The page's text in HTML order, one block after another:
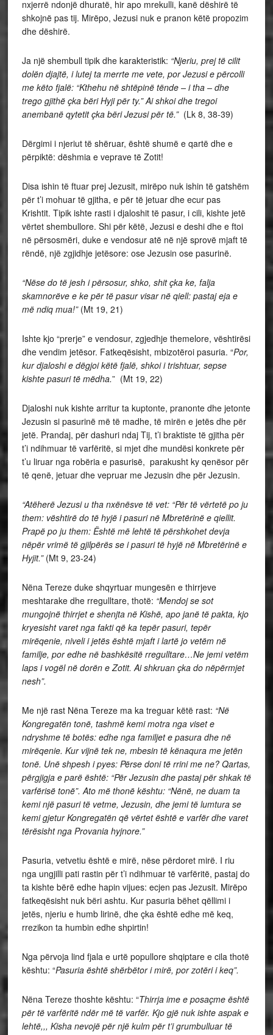
nxjerrë ndonjë dhuratë, hir apo mrekulli, kanë dëshirë të
shkojnë pas tij. Mirëpo, Jezusi nuk e pranon këtë propozim
dhe dëshirë.
Ja një shembull tipik dhe karakteristik: “Njeriu, prej të cilit
dolën djajtë, i lutej ta merrte me vete, por Jezusi e përcolli
me këto fjalë: “Kthehu në shtëpinë tënde – i tha – dhe
trego gjithë çka bëri Hyji për ty.” Ai shkoi dhe tregoi
anembanë qytetit çka bëri Jezusi për të.” (Lk 8, 38-39)
Dërgimi i njeriut të shëruar, është shumë e qartë dhe e
përpiktë: dëshmia e veprave të Zotit!
Disa ishin të ftuar prej Jezusit, mirëpo nuk ishin të gatshëm
për t’i mohuar të gjitha, e për të jetuar dhe ecur pas
Krishtit. Tipik ishte rasti i djaloshit të pasur, i cili, kishte jetë
vërtet shembullore. Shi për këtë, Jezusi e deshi dhe e ftoi
në përsosmëri, duke e vendosur atë në një sprovë mjaft të
rëndë, një zgjidhje jetësore: ose Jezusin ose pasurinë.
“Nëse do të jesh i përsosur, shko, shit çka ke, falja
skamnorëve e ke për të pasur visar në qiell: pastaj eja e
më ndiq mua!” (Mt 19, 21)
Ishte kjo “prerje” e vendosur, zgjedhje themelore, vështirësi
dhe vendim jetësor. Fatkeqësisht, mbizotëroi pasuria. “Por,
kur djaloshi e dëgjoi këtë fjalë, shkoi i trishtuar, sepse
kishte pasuri të mëdha.” (Mt 19, 22)
Djaloshi nuk kishte arritur ta kuptonte, pranonte dhe jetonte
Jezusin si pasurinë më të madhe, të mirën e jetës dhe për
jetë. Prandaj, për dashuri ndaj Tij, t’i braktiste të gjitha për
t’i ndihmuar të varfëritë, si mjet dhe mundësi konkrete për
t’u liruar nga robëria e pasurisë, parakusht ky qenësor për
të qenë, jetuar dhe vepruar me Jezusin dhe për Jezusin.
“Atëherë Jezusi u tha nxënësve të vet: “Për të vërtetë po ju
them: vështirë do të hyjë i pasuri në Mbretërinë e qiellit.
Prapë po ju them: Është më lehtë të përshkohet devja
nëpër vrimë të gjilpërës se i pasuri të hyjë në Mbretërinë e
Hyjit.”(Mt 9, 23-24)
Nëna Tereze duke shqyrtuar mungesën e thirrjeve
meshtarake dhe rregulltare, thotë: “Mendoj se sot
mungojnë thirrjet e shenjta në Kishë, apo janë të pakta, kjo
kryesisht varet nga fakti që ka tepër pasuri, tepër
mirëqenie, niveli i jetës është mjaft i lartë jo vetëm në
familje, por edhe në bashkësitë rregulltare…Ne jemi vetëm
laps i vogël në dorën e Zotit. Ai shkruan çka do nëpërmjet
nesh”.
Me një rast Nëna Tereze ma ka treguar këtë rast: “Në
Kongregatën tonë, tashmë kemi motra nga viset e
ndryshme të botës: edhe nga familjet e pasura dhe në
mirëqenie. Kur vijnë tek ne, mbesin të kënaqura me jetën
tonë. Unë shpesh i pyes: Përse doni të rrini me ne? Qartas,
përgjigja e parë është: “Për Jezusin dhe pastaj për shkak të
varfërisë tonë”. Ato më thonë kështu: “Nënë, ne duam ta
kemi një pasuri të vetme, Jezusin, dhe jemi të lumtura se
kemi gjetur Kongregatën që vërtet është e varfër dhe varet
tërësisht nga Provania hyjnore.”
Pasuria, vetvetiu është e mirë, nëse përdoret mirë. I riu
nga ungjilli pati rastin për t’i ndihmuar të varfëritë, pastaj do
ta kishte bërë edhe hapin vijues: ecjen pas Jezusit. Mirëpo
fatkeqësisht nuk bëri ashtu. Kur pasuria bëhet qëllimi i
jetës, njeriu e humb lirinë, dhe çka është edhe më keq,
rrezikon ta humbin edhe shpirtin!
Nga përvoja lind fjala e urtë popullore shqiptare e cila thotë
kështu: “Pasuria është shërbëtor i mirë, por zotëri i keq”.
Nëna Tereze thoshte kështu: “Thirrja ime e posaçme është
për të varfëritë ndër më të varfër. Kjo gjë nuk ishte aspak e
lehtë,,, Kisha nevojë për një kulm për t’i grumbulluar të